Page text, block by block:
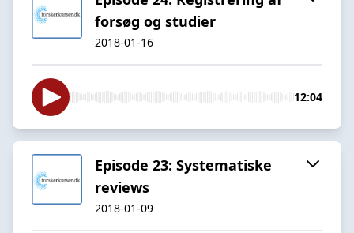
forsøg og studier
2018-01-16
12:04
Episode 23: Systematiske
reviews
2018-01-09